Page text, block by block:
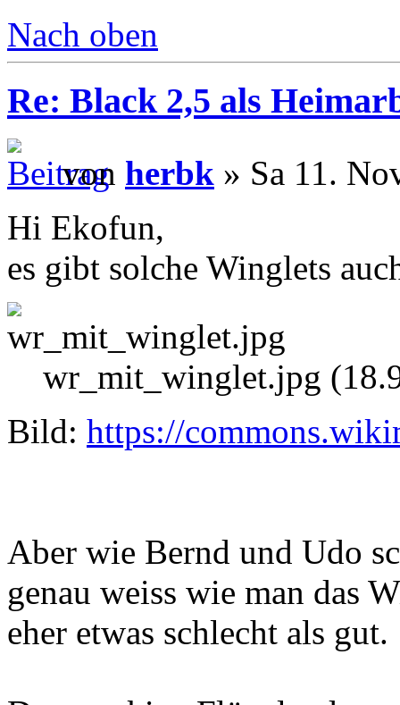
Nach oben
Re: Black 2,5 als
von herbk » Sa 11.
Hi Ekofun,
es gibt solche Winglets
wr_mit_winglet.jpg
Bild: https://
Aber wie Bernd und Udo
genau weiss wie man das
eher etwas schlecht als gut.